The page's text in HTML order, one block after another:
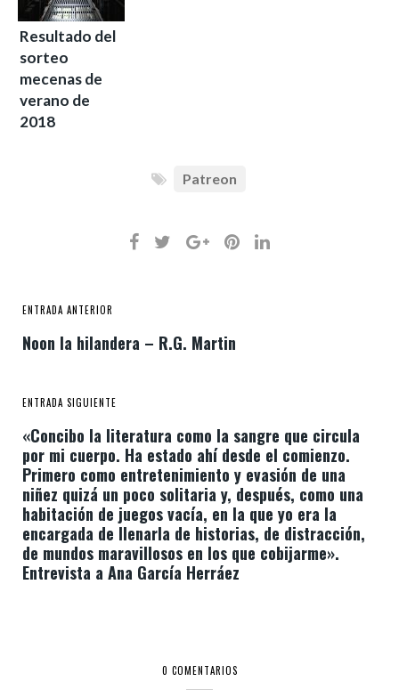
Resultado del
sorteo
mecenas de
verano de
2018
Patreon
ENTRADA ANTERIOR
Noon la hilandera – R.G. Martin
ENTRADA SIGUIENTE
«Concibo la literatura como la sangre que circula
por mi cuerpo. Ha estado ahí desde el comienzo.
Primero como entretenimiento y evasión de una
niñez quizá un poco solitaria y, después, como una
habitación de juegos vacía, en la que yo era la
encargada de llenarla de historias, de distracción,
de mundos maravillosos en los que cobijarme».
Entrevista a Ana García Herráez
0 COMENTARIOS